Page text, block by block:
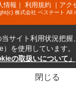
情報 ｜ 利用規約｜ アク
株式会社 ベステート All
サイト利用状況把握
を使用しています。
の取扱いについて」
閉じる